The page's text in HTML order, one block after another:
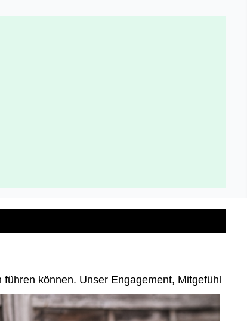
können. Unser Engagement, Mitgefühl